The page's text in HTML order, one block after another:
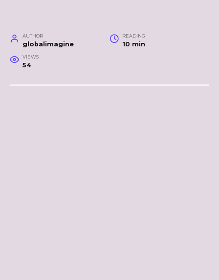
AUTHOR
globalimagine
READING
10 min
VIEWS
54